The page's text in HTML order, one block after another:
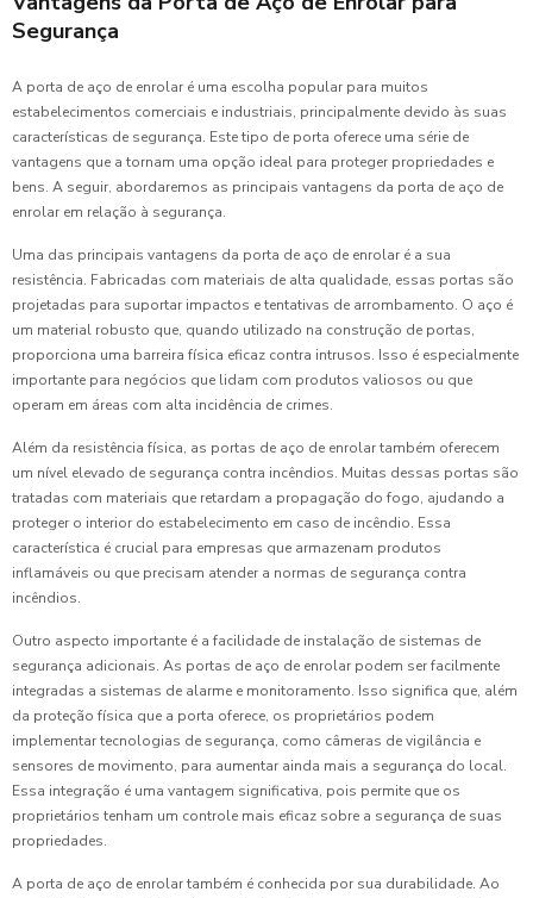
Segurança
A porta de aço de enrolar é uma escolha popular para muitos
estabelecimentos comerciais e industriais, principalmente devido às suas
características de segurança. Este tipo de porta oferece uma série de
vantagens que a tornam uma opção ideal para proteger propriedades e
bens. A seguir, abordaremos as principais vantagens da porta de aço de
enrolar em relação à segurança.
Uma das principais vantagens da porta de aço de enrolar é a sua
resistência. Fabricadas com materiais de alta qualidade, essas portas são
projetadas para suportar impactos e tentativas de arrombamento. O aço é
um material robusto que, quando utilizado na construção de portas,
proporciona uma barreira física eficaz contra intrusos. Isso é especialmente
importante para negócios que lidam com produtos valiosos ou que
operam em áreas com alta incidência de crimes.
Além da resistência física, as portas de aço de enrolar também oferecem
um nível elevado de segurança contra incêndios. Muitas dessas portas são
tratadas com materiais que retardam a propagação do fogo, ajudando a
proteger o interior do estabelecimento em caso de incêndio. Essa
característica é crucial para empresas que armazenam produtos
inflamáveis ou que precisam atender a normas de segurança contra
incêndios.
Outro aspecto importante é a facilidade de instalação de sistemas de
segurança adicionais. As portas de aço de enrolar podem ser facilmente
integradas a sistemas de alarme e monitoramento. Isso significa que, além
da proteção física que a porta oferece, os proprietários podem
implementar tecnologias de segurança, como câmeras de vigilância e
sensores de movimento, para aumentar ainda mais a segurança do local.
Essa integração é uma vantagem significativa, pois permite que os
proprietários tenham um controle mais eficaz sobre a segurança de suas
propriedades.
A porta de aço de enrolar também é conhecida por sua durabilidade. Ao